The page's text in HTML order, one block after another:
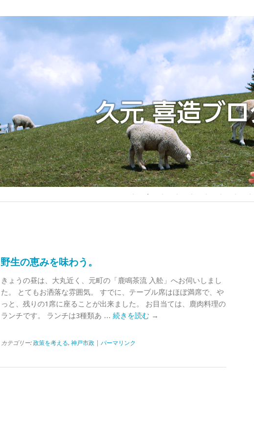
野生の恵みを味わう。
きょうの昼は、大丸近く、元町の「鹿鳴茶流 入舩」へお伺いしまし
た。 とてもお洒落な雰囲気。 すでに、テーブル席はほぼ満席で、や
っと、残りの1席に座ることが出来ました。 お目当ては、鹿肉料理の
ランチです。 ランチは3種類あ … 続きを読む →
カテゴリー: 政策を考える, 神戸市政| パーマリンク